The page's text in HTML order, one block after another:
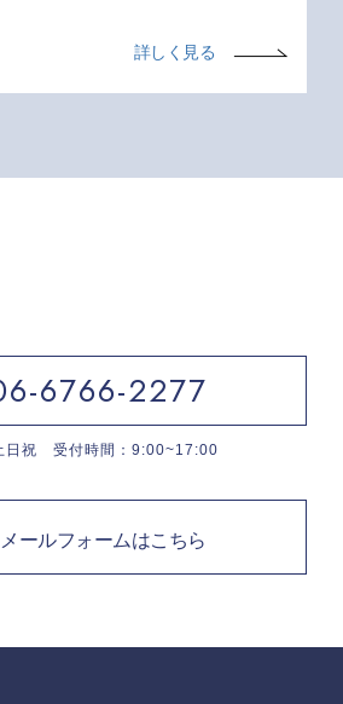
詳しく見る
6766-2277
日祝 受付時間：9:00~17:00
メールフォームはこちら